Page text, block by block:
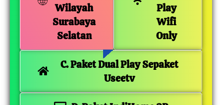
Wilayah
Surabaya
Selatan
Play
Wifi
Only
C. Paket Dual Play Sepaket
Useetv